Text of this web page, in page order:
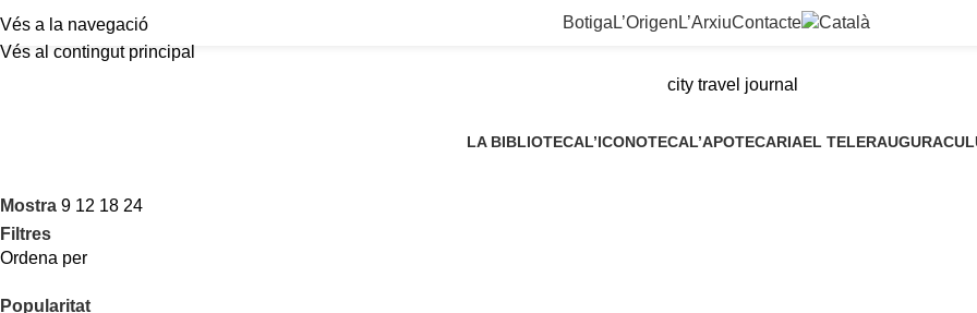
Vés a la navegació
Vés al contingut principal
Botiga L’Origen L’ArxiuContacte
city travel journal
LA BIBLIOTECAL’ICONOTECAL’APOTECARIAEL TELER
Mostra 9 12 18 24
Filtres
Ordena per
Popularitat